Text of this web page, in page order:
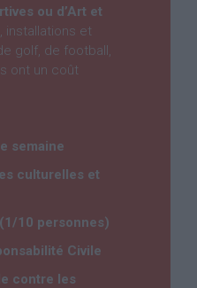
ou d’Art et
installations et
golf, de football,
ont un coût
semaine
culturelles et
10 personnes)
Civile
contre les